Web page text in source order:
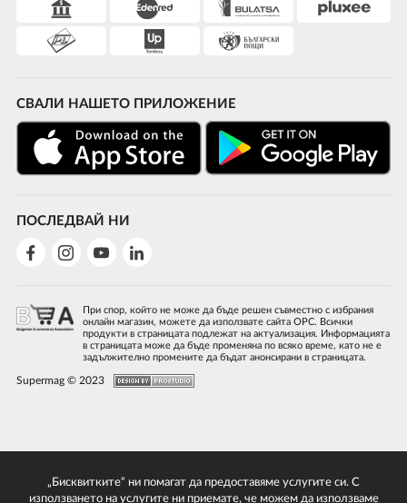
СВАЛИ НАШЕТО ПРИЛОЖЕНИЕ
ПОСЛЕДВАЙ НИ
При спор, който не може да бъде решен съвместно с избрания
онлайн магазин, можете да използвате сайта ОРС. Всички
продукти в страницата подлежат на актуализация. Информацията
в страницата може да бъде променяна по всяко време, като не е
задължително промените да бъдат анонсирани в страницата.
Supermag © 2023
„Бисквитките“ ни помагат да предоставяме услугите си. С
използването на услугите ни приемате, че можем да използваме